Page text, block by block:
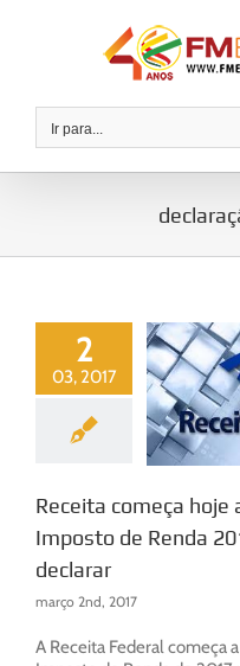
Ir para...
2
03, 2017
Receita começa hoje
Imposto de Renda
declarar
março 2nd, 2017
A Receita Federal começa